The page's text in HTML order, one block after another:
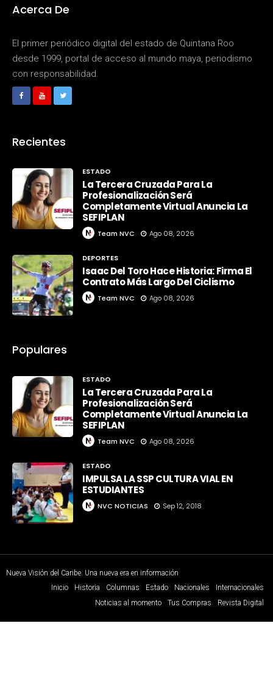
Acerca De
El primer periódico digital del estado de Quintana Roo
desde 1999, portal de acceso al mundo maya, periodismo
con responsabilidad.
Recientes
ESTADO
La Tercera Cruzada Para La
Profesionalización Será
Completamente Virtual Anuncia La
SEFIPLAN
Team NVC Ago 08, 2026
DEPORTES
Isaac Del Toro Hace Historia: Firma El
Contrato Más Largo Del Ciclismo
Team NVC Ago 08, 2026
Populares
ESTADO
La Tercera Cruzada Para La
Profesionalización Será
Completamente Virtual Anuncia La
SEFIPLAN
Team NVC Ago 08, 2026
ESTADO
IMPULSA LA SSP CULTURA VIAL EN
ESTUDIANTES
NVC NOTICIAS Sep 12, 2018
Nueva Visión del Caribe. Una nueva era en información
Inicio
Historia Columnas Estado Nacionales
Internacionales
Noticias al momento
Tus Compras Revista Digital